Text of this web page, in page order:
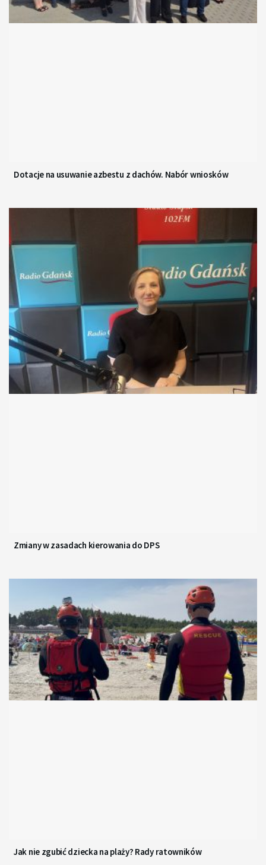
Dotacje na usuwanie azbestu z dachów. Nabór wniosków
Zmiany w zasadach kierowania do DPS
Jak nie zgubić dziecka na plaży? Rady ratowników